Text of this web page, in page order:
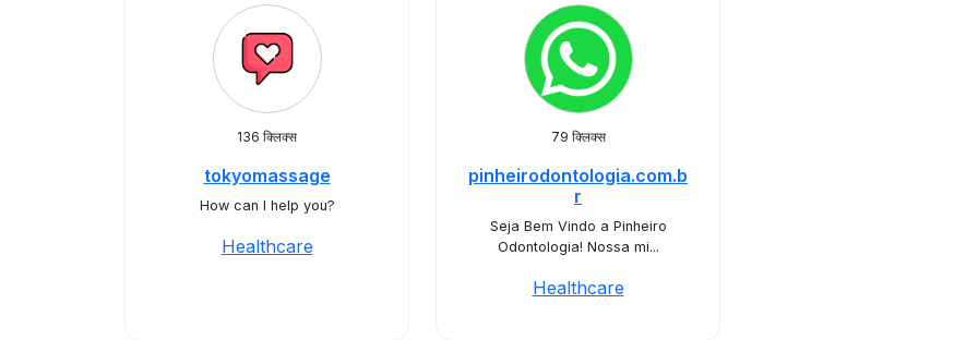
136 क्लिक्स
tokyomassage
How can I help you?
Healthcare
79 क्लिक्स
pinheirodontologia.com.b
r
Seja Bem Vindo a Pinheiro
Odontologia! Nossa mi...
Healthcare